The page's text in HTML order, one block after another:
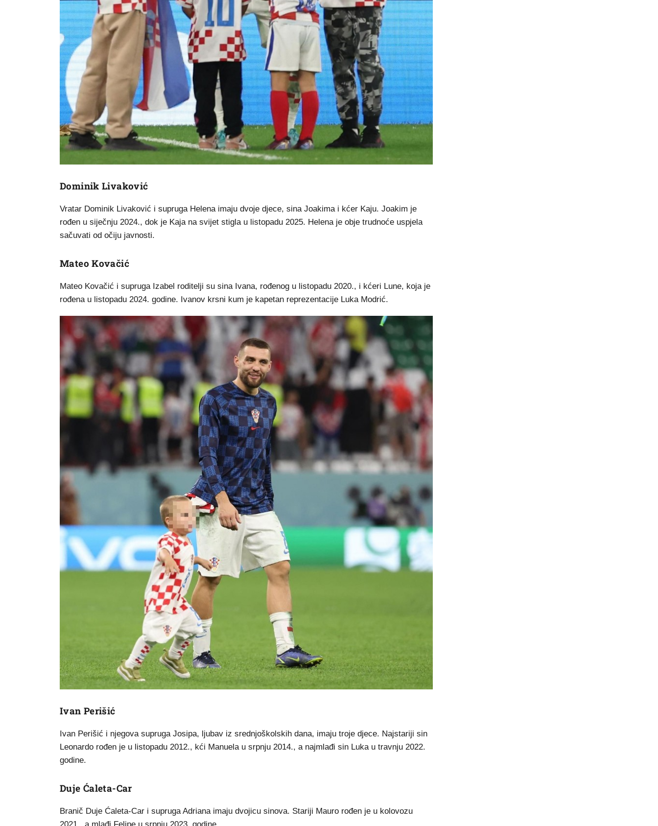
Dominik Livaković
Vratar Dominik Livaković i supruga Helena imaju dvoje djece, sina Joakima i kćer Kaju. Joakim je
rođen u siječnju 2024., dok je Kaja na svijet stigla u listopadu 2025. Helena je obje trudnoće uspjela
sačuvati od očiju javnosti.
Mateo Kovačić
Mateo Kovačić i supruga Izabel roditelji su sina Ivana, rođenog u listopadu 2020., i kćeri Lune, koja je
rođena u listopadu 2024. godine. Ivanov krsni kum je kapetan reprezentacije Luka Modrić.
Ivan Perišić
Ivan Perišić i njegova supruga Josipa, ljubav iz srednjoškolskih dana, imaju troje djece. Najstariji sin
Leonardo rođen je u listopadu 2012., kći Manuela u srpnju 2014., a najmlađi sin Luka u travnju 2022.
godine.
Duje Ćaleta-Car
Branič Duje Ćaleta-Car i supruga Adriana imaju dvojicu sinova. Stariji Mauro rođen je u kolovozu